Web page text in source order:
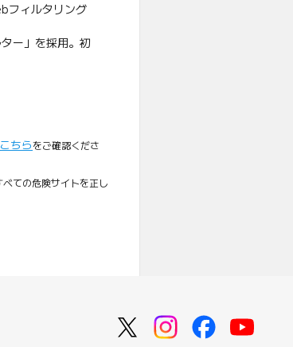
フィルタリング
ー」を採用。初
こちらをご確認くださ
ての危険サイトを正し